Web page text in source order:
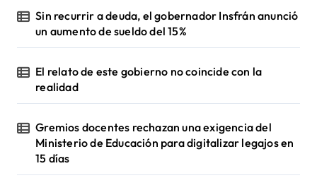
Sin recurrir a deuda, el gobernador Insfrán anunció
un aumento de sueldo del 15%
El relato de este gobierno no coincide con la
realidad
Gremios docentes rechazan una exigencia del
Ministerio de Educación para digitalizar legajos en
15 días